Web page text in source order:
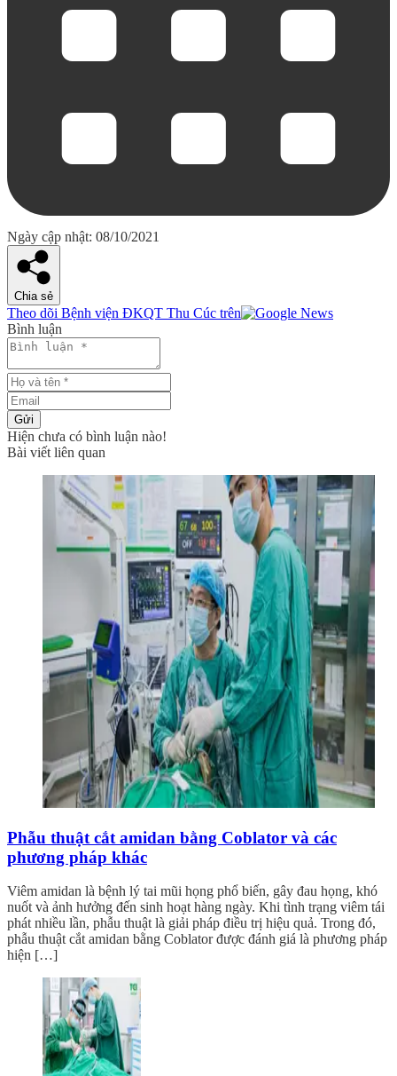
Ngày cập nhật: 08/10/2021
Chia sẻ
Theo dõi Bệnh viện ĐKQT Thu Cúc trên
Bình luận
Gửi
Hiện chưa có bình luận nào!
Bài viết liên quan
Phẫu thuật cắt amidan bằng Coblator và các
phương pháp khác
Viêm amidan là bệnh lý tai mũi họng phổ biến, gây đau họng, khó
nuốt và ảnh hưởng đến sinh hoạt hàng ngày. Khi tình trạng viêm tái
phát nhiều lần, phẫu thuật là giải pháp điều trị hiệu quả. Trong đó,
phẫu thuật cắt amidan bằng Coblator được đánh giá là phương pháp
hiện […]